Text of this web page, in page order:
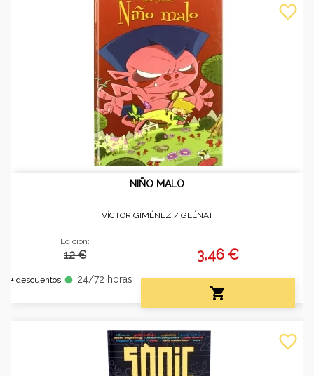
NIÑO MALO
VÍCTOR GIMÉNEZ / GLÉNAT
Edición:
12 €
+ descuentos fiber_manual_record 24/72 horas
3,46 €

favorite_border
favorite_border